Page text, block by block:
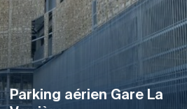
Parking aérien Gare La